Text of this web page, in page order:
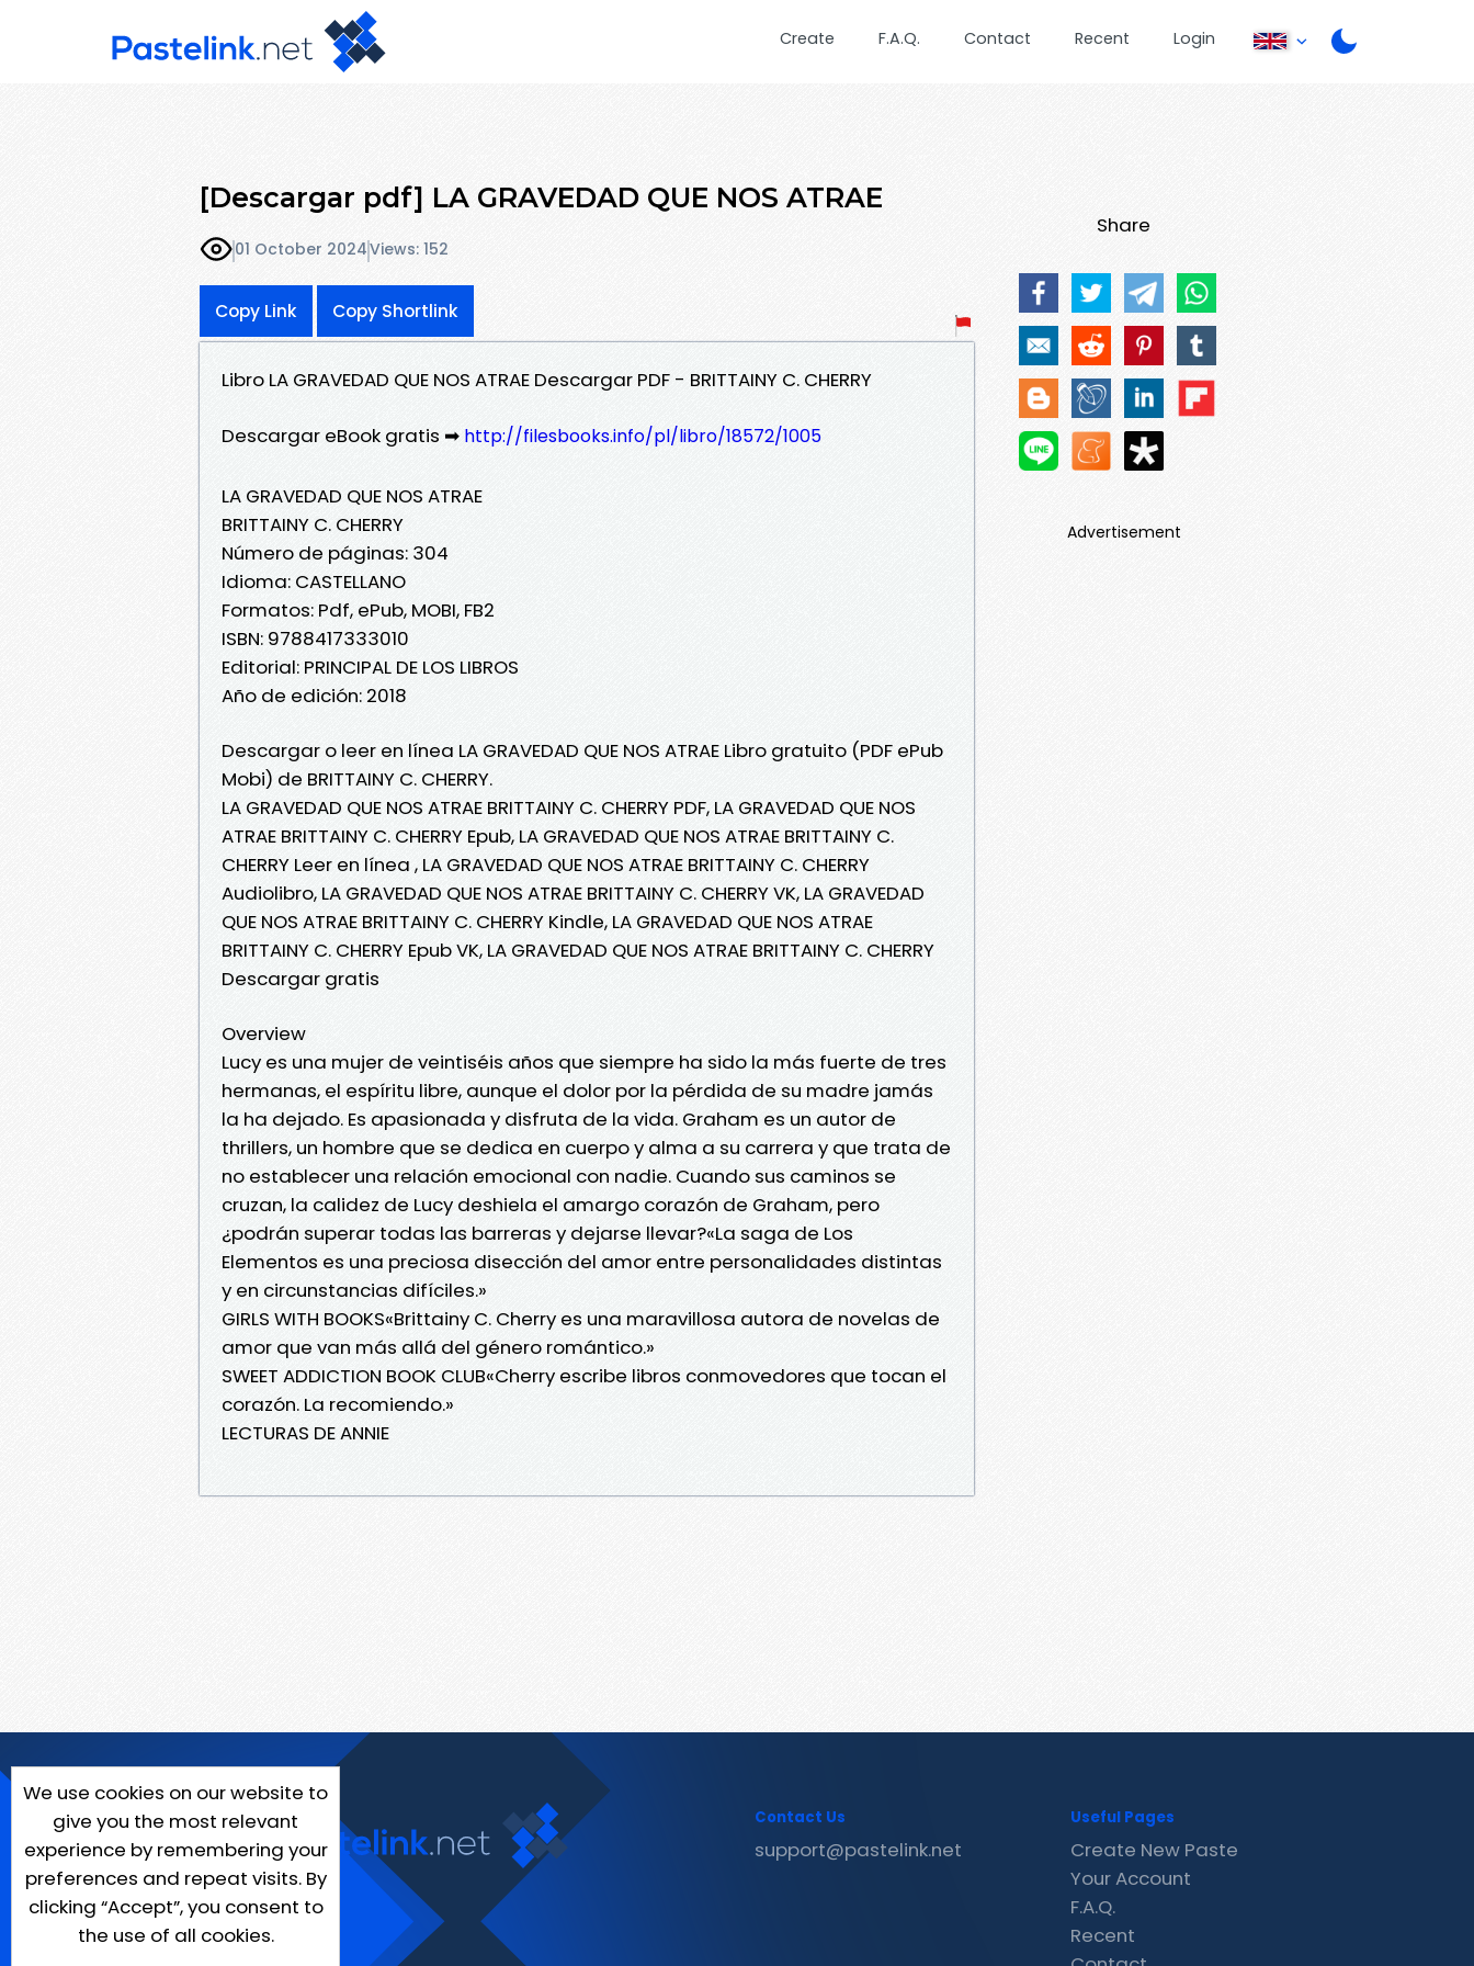
Create F.A.Q. Contact Recent Login
[Descargar pdf] LA GRAVEDAD QUE NOS ATRAE
01 October 2024Views: 152
Copy Link Copy Shortlink
Libro LA GRAVEDAD QUE NOS ATRAE Descargar PDF - BRITTAINY C. CHERRY
Descargar eBook gratis ➡ http://filesbooks.info/pl/libro/18572/1005
LA GRAVEDAD QUE NOS ATRAE
BRITTAINY C. CHERRY
Número de páginas: 304
Idioma: CASTELLANO
Formatos: Pdf, ePub, MOBI, FB2
ISBN: 9788417333010
Editorial: PRINCIPAL DE LOS LIBROS
Año de edición: 2018
Descargar o leer en línea LA GRAVEDAD QUE NOS ATRAE Libro gratuito (PDF ePub
Mobi) de BRITTAINY C. CHERRY.
LA GRAVEDAD QUE NOS ATRAE BRITTAINY C. CHERRY PDF, LA GRAVEDAD QUE NOS
ATRAE BRITTAINY C. CHERRY Epub, LA GRAVEDAD QUE NOS ATRAE BRITTAINY C.
CHERRY Leer en línea , LA GRAVEDAD QUE NOS ATRAE BRITTAINY C. CHERRY
Audiolibro, LA GRAVEDAD QUE NOS ATRAE BRITTAINY C. CHERRY VK, LA GRAVEDAD
QUE NOS ATRAE BRITTAINY C. CHERRY Kindle, LA GRAVEDAD QUE NOS ATRAE
BRITTAINY C. CHERRY Epub VK, LA GRAVEDAD QUE NOS ATRAE BRITTAINY C. CHERRY
Descargar gratis
Overview
Lucy es una mujer de veintiséis años que siempre ha sido la más fuerte de tres
hermanas, el espíritu libre, aunque el dolor por la pérdida de su madre jamás
la ha dejado. Es apasionada y disfruta de la vida. Graham es un autor de
thrillers, un hombre que se dedica en cuerpo y alma a su carrera y que trata de
no establecer una relación emocional con nadie. Cuando sus caminos se
cruzan, la calidez de Lucy deshiela el amargo corazón de Graham, pero
¿podrán superar todas las barreras y dejarse llevar?«La saga de Los
Elementos es una preciosa disección del amor entre personalidades distintas
y en circunstancias difíciles.»
GIRLS WITH BOOKS«Brittainy C. Cherry es una maravillosa autora de novelas de
amor que van más allá del género romántico.»
SWEET ADDICTION BOOK CLUB«Cherry escribe libros conmovedores que tocan el
corazón. La recomiendo.»
LECTURAS DE ANNIE
Share
Advertisement
We use cookies on our website to
give you the most relevant
experience by remembering your
preferences and repeat visits. By
clicking “Accept”, you consent to
the use of all cookies.
Contact Us
support@pastelink.net
Useful Pages
Create New Paste
Your Account
F.A.Q.
Recent